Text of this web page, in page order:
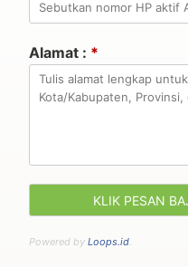
Alamat : *
Powered by Loops.id